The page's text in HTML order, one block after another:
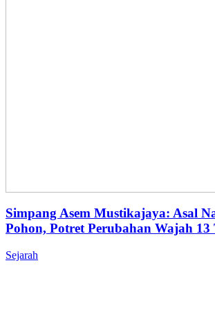
Simpang Asem Mustikajaya: Asal
Pohon, Potret Perubahan Wajah 13
Sejarah